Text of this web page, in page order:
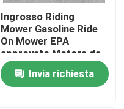
Ingrosso Riding
Mower Gasoline Ride
On Mower EPA
approvato Motore da
420cc 38" Larghezza
di taglio Tractor per
prato OEM supporto
Invia richiesta